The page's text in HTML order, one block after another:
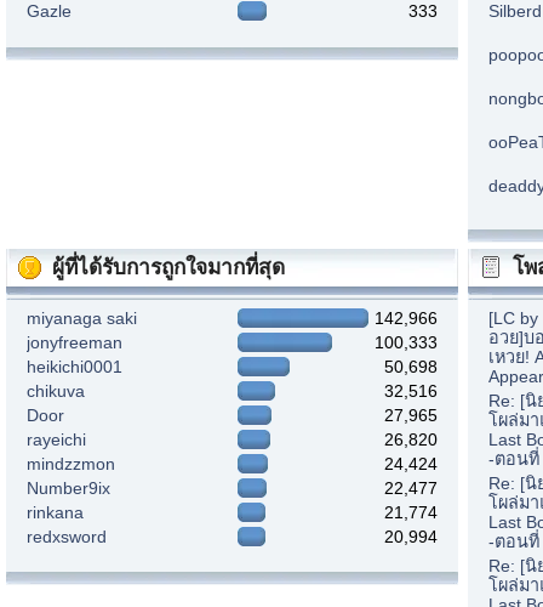
Gazle
333 Silberd
ผู้ที่ได้รับการถูกใจมากที่สุด
miyanaga saki
142,966
jonyfreeman
100,333
heikichi0001
50,698
chikuva
32,516
Door
27,965
rayeichi
26,820
mindzzmon
24,424
Number9ix
22,477
rinkana
21,774
redxsword
20,994
โพ
[LC
อวย]บ
เหวย!
Re: [
โผล่มา
Last
-ตอนที่
Re: [
โผล่มา
Last
-ตอนที่
Re: [
โผล่มา